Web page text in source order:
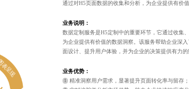
呈现
通过对H5页面数据的收集和分析，为企业提供有价
业务说明：
数据定制服务是H5定制中的重要环节，它通过收集
为企业提供有价值的数据洞察。该服务帮助企业深
面设计、提升用户体验，并为企业的决策提供有力的
业务优势：
精准洞察用户需求，显著提升页面转化率与留存；